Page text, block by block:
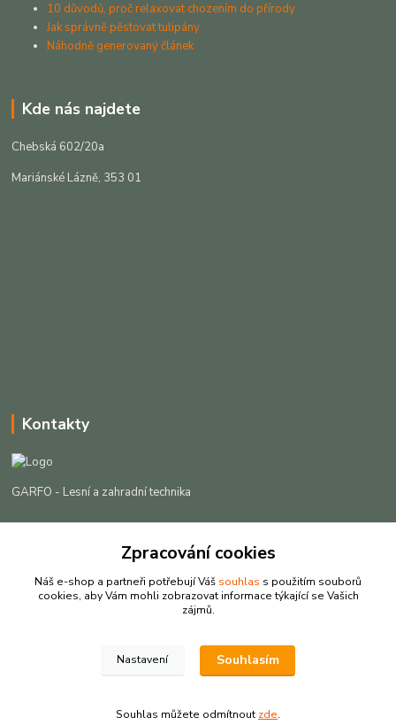
10 důvodů, proč relaxovat chozením do přírody
Jak správně pěstovat tulipány
Náhodně generovaný článek
Kde nás najdete
Chebská 602/20a
Mariánské Lázně, 353 01
Kontakty
GARFO - Lesní a zahradní technika
+420 725 301 044
info@garfo.cz
Zpracování cookies
Náš e-shop a partneři potřebují Váš souhlas s použitím souborů
cookies, aby Vám mohli zobrazovat informace týkající se Vašich
zájmů.
Nastavení Souhlasím
Souhlas můžete odmítnout zde.